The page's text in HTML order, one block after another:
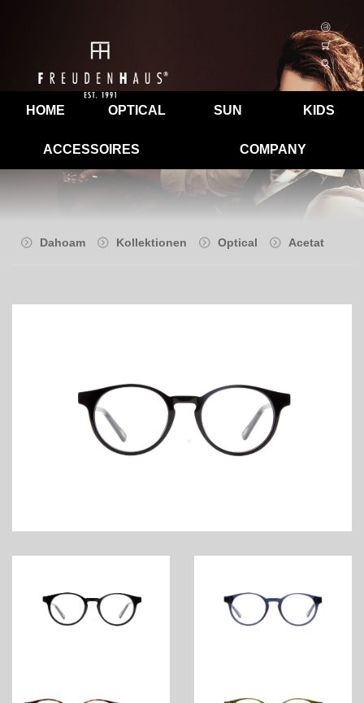
HOME OPTICAL SUN KIDS
ACCESSOIRES COMPANY
Dahoam Kollektionen Optical Acetat